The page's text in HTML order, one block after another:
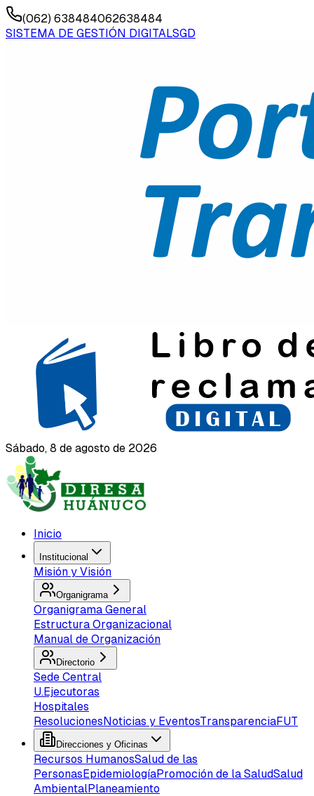
(062) 638484062638484
SISTEMA DE GESTIÓN DIGITALSGD
Sábado, 8 de agosto de 2026
Inicio
Institucional
Misión y Visión
Organigrama
Organigrama General
Estructura Organizacional
Manual de Organización
Directorio
Sede Central
U.Ejecutoras
Hospitales
ResolucionesNoticias y EventosTransparenciaFUT
Direcciones y Oficinas
Recursos HumanosSalud de las
PersonasEpidemiologíaPromoción de la SaludSalud
AmbientalPlaneamiento